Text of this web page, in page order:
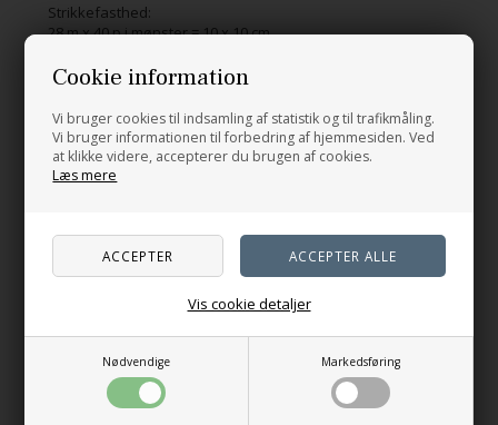
Cookie information
Vi bruger cookies til indsamling af statistik og til trafikmåling.
Vi bruger informationen til forbedring af hjemmesiden. Ved
at klikke videre, accepterer du brugen af cookies.
Læs mere
Nødvendige Markedsføring
Vis cookie detaljer
Strikkefasthed:
28 m x 40 p i mønster = 10 x 10 cm
Relaterede produkter